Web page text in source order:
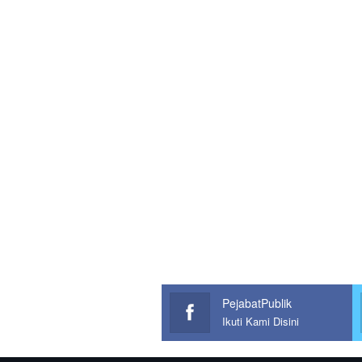
PejabatPublik
Ikuti Kami Disini